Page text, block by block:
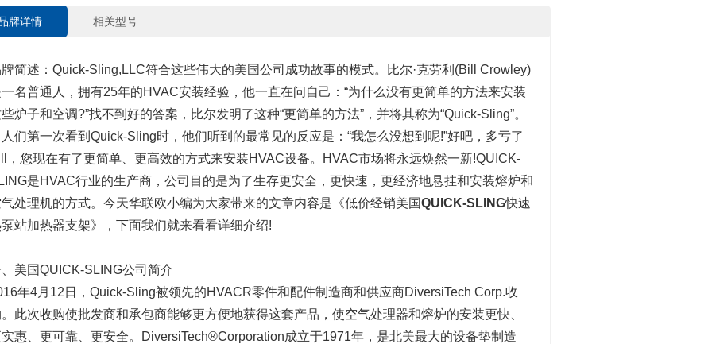
牌详情 相关型号
简述：Quick-Sling,LLC符合这些伟大的美国公司成功故事的模式。比尔·克劳利(Bill Crowley)
名普通人，拥有25年的HVAC安装经验，他一直在问自己：“为什么没有更简单的方法来安装
炉子和空调?”找不到好的答案，比尔发明了这种“更简单的方法”，并将其称为“Quick-Sling”。
们第一次看到Quick-Sling时，他们听到的最常见的反应是：“我怎么没想到呢!”好吧，多亏了
，您现在有了更简单、更高效的方式来安装HVAC设备。HVAC市场将永远焕然一新!QUICK-
是HVAC行业的生产商，公司目的是为了生存更安全，更快速，更经济地悬挂和安装熔炉和
处理机的方式。今天华联欧小编为大家带来的文章内容是《低价经销美国QUICK-SLING快速
站加热器支架》，下面我们就来看看详细介绍!
美国QUICK-SLING公司简介
年4月12日，Quick-Sling被领先的HVACR零件和配件制造商和供应商DiversiTech Corp.收
此次收购使批发商和承包商能够更方便地获得这套产品，使空气处理器和熔炉的安装更快、
惠、更可靠、更安全。DiversiTech®Corporation成立于1971年，是北美最大的设备垫制造